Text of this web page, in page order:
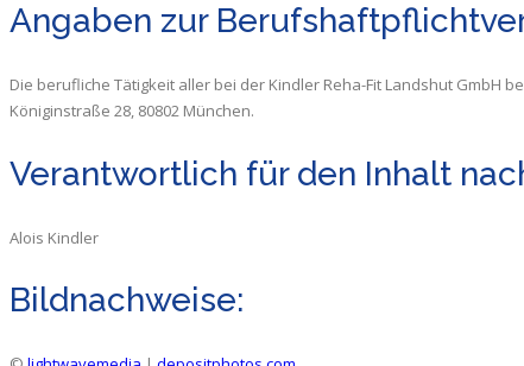
Angaben zur
Die berufliche Tätigkeit aller bei der Kindler Reha-Fit Landshut
Königinstraße 28, 80802 München.
Verantwortlich für den Inhalt
Alois Kindler
Bildnachweise: